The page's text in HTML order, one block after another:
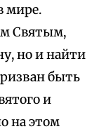
мире.
Святым,
но и найти
быть
и
на этом